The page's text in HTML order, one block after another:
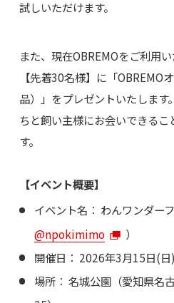
試しいただけます。
また、現在OBREMOをご利用
【先着30名様】に「OBREMO
品）」をプレゼントいたします
ちと飼い主様にお会いできる
す。
【イベント概要】
イベント名： わんワンダー
@npokimimo
）
開催日： 2026年3月15日(
場所： 名城公園（愛知県名